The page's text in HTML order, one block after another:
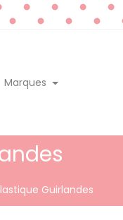
Marques
Guirlandes